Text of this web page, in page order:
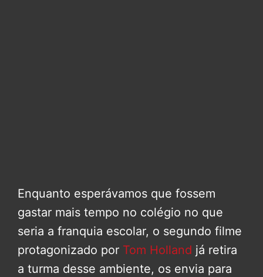
Enquanto esperávamos que fossem
gastar mais tempo no colégio no que
seria a franquia escolar, o segundo filme
protagonizado por Tom Holland já retira
a turma desse ambiente, os envia para